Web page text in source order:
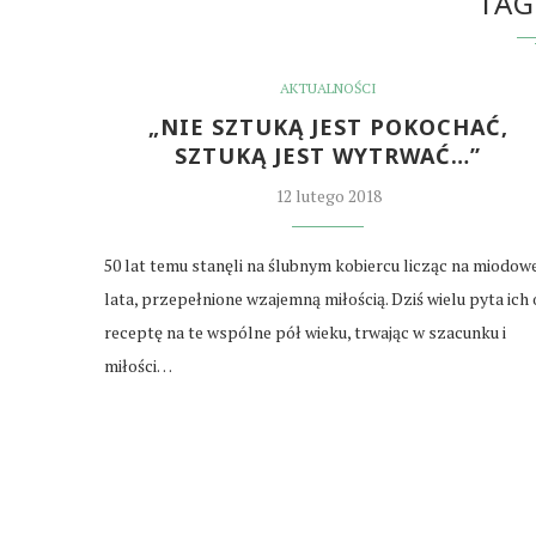
AKTUALNOŚCI
„NIE SZTUKĄ JEST POKOCHAĆ,
SZTUKĄ JEST WYTRWAĆ…”
12 lutego 2018
50 lat temu stanęli na ślubnym kobiercu licząc na
lata, przepełnione wzajemną miłością. Dziś wielu pyta ich
receptę na te wspólne pół wieku, trwając w szacunku i
miłości…